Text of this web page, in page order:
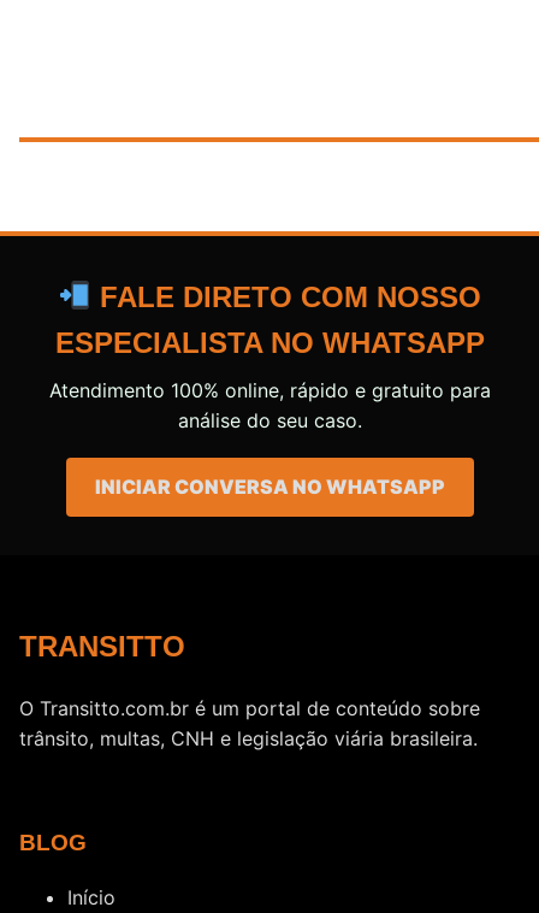
FALE DIRETO COM NOSSO
ESPECIALISTA NO WHATSAPP
Atendimento 100% online, rápido e gratuito para
análise do seu caso.
INICIAR CONVERSA NO WHATSAPP
TRANSITTO
O Transitto.com.br é um portal de conteúdo sobre
trânsito, multas, CNH e legislação viária brasileira.
BLOG
Início